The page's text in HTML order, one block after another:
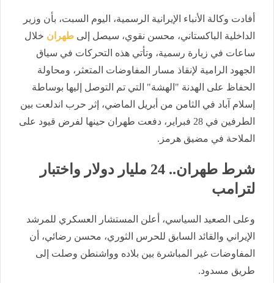
​أفادت وكالة الأنباء الإيرانية الرسمية، اليوم السبت، بأن وزير
الداخلية الباكستاني، محسن نقوي، سيصل إلى طهران خلال
ساعات في زيارة رسمية، وتأتي هذه التحركات في سياق
الجهود الرامية لإنقاذ مسار المفاوضات المتعثر، ومحاولة
الحفاظ على الهدنة "الهشة" التي تم التوصل إليها بوساطة
إسلام آباد في الثامن من أبريل الماضي، إثر حرب اندلعت بين
الطرفين في 28 فبراير، دفعت طهران حينها لفرض قيود على
الملاحة في مضيق هرمز.
​شرط طهران.. 24 مليار دولار واختبار
لترامب
​وعلى الصعيد السياسي، أعلن المستشار العسكري للمرشد
الإيراني والقائد السابق للحرس الثوري، محسن رضائي، أن
المفاوضات غير المباشرة بين بلاده وواشنطن وصلت إلى
طريق مسدود.